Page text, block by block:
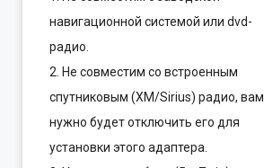
навигационной системой или dvd-
радио.
2. Не совместим со встроенным
спутниковым (XM/Sirius) радио, вам
нужно будет отключить его для
установки этого адаптера.